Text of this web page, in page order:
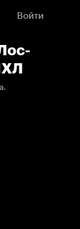
Войти